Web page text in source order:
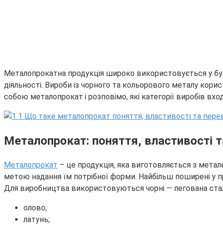
Металопрокатна продукція широко використовується у
діяльності. Вироби із чорного та кольорового металу
собою металопрокат і розповімо, які категорії виробів
Металопрокат: поняття, властивості
Металопрокат – це продукція, яка виготовляється з
метою надання їм потрібної форми. Найбільш поширені у
Для виробництва використовуються чорні — легована
олово;
латунь;